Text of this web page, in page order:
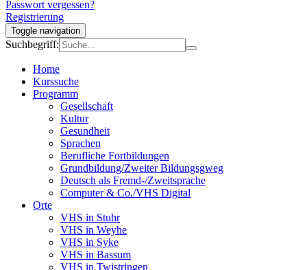
Passwort vergessen?
Registrierung
Toggle navigation
Suchbegriff:
Home
Kurssuche
Programm
Gesellschaft
Kultur
Gesundheit
Sprachen
Berufliche Fortbildungen
Grundbildung/Zweiter Bildungsgweg
Deutsch als Fremd-/Zweitsprache
Computer & Co./VHS Digital
Orte
VHS in Stuhr
VHS in Weyhe
VHS in Syke
VHS in Bassum
VHS in Twistringen